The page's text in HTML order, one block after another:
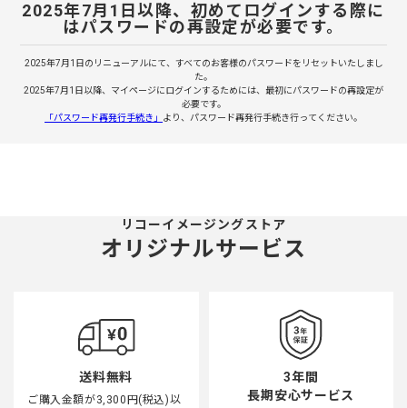
2025年7月1日以降、初めてログインする際に
はパスワードの再設定が必要です。
2025年7月1日のリニューアルにて、すべてのお客様のパスワードをリセットいたしまし
た。
2025年7月1日以降、マイページにログインするためには、最初にパスワードの再設定が
必要です。
「パスワード再発行手続き」 より、パスワード再発行手続き行ってください。
リコーイメージングストア
オリジナルサービス
送料無料
ご購入金額が3,300円(税込)以
3年間
長期安心サービス